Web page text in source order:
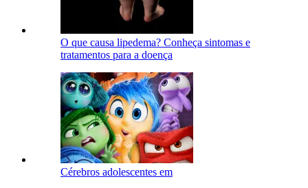
O que causa lipedema? Conheça sintomas e
tratamentos para a doença
Cérebros adolescentes em